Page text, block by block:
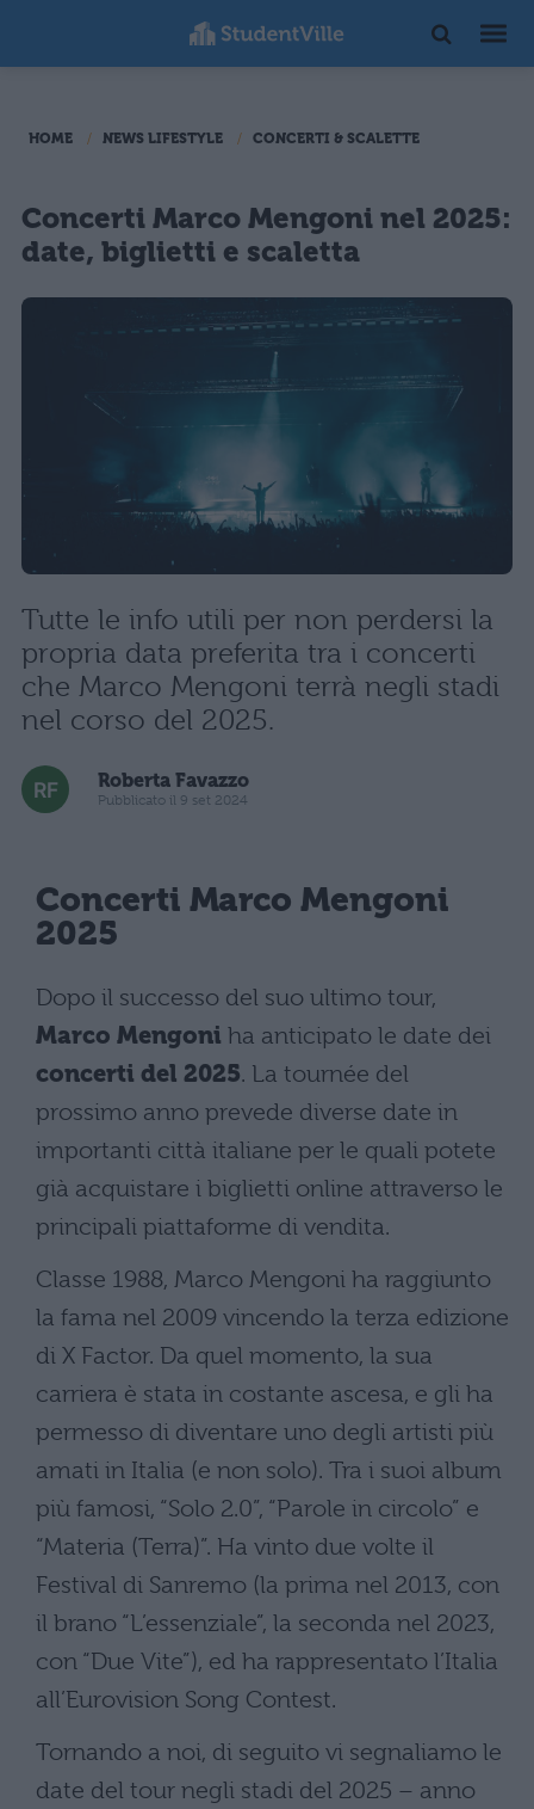
HOME NEWS LIFESTYLE CONCERTI & SCALETTE
Concerti Marco Mengoni nel 2025:
date, biglietti e scaletta
Tutte le info utili per non perdersi la
propria data preferita tra i concerti
che Marco Mengoni terrà negli stadi
nel corso del 2025.
Roberta Favazzo
Pubblicato il 9 set 2024
Concerti Marco Mengoni
2025
Dopo il successo del suo ultimo tour,
Marco Mengoni ha anticipato le date dei
concerti del 2025. La tournée del
prossimo anno prevede diverse date in
importanti città italiane per le quali potete
già acquistare i biglietti online attraverso le
principali piattaforme di vendita.
Classe 1988, Marco Mengoni ha raggiunto
la fama nel 2009 vincendo la terza edizione
di X Factor. Da quel momento, la sua
carriera è stata in costante ascesa, e gli ha
permesso di diventare uno degli artisti più
amati in Italia (e non solo). Tra i suoi album
più famosi, “Solo 2.0”, “Parole in circolo” e
“Materia (Terra)”. Ha vinto due volte il
Festival di Sanremo (la prima nel 2013, con
il brano “L’essenziale”, la seconda nel 2023,
con “Due Vite”), ed ha rappresentato l’Italia
all’Eurovision Song Contest.
Tornando a noi, di seguito vi segnaliamo le
date del tour negli stadi del 2025 – anno